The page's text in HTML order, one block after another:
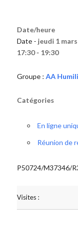
Date/heure
Date - jeudi 1
17:30 - 19:30
Groupe : AA
Catégories
En ligne
Réunion de
P50724/M37346/
Visites :